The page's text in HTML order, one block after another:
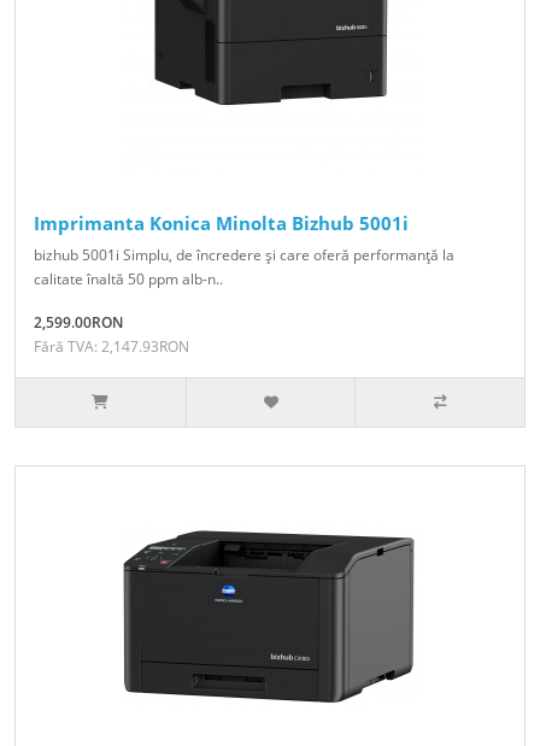
Imprimanta Konica Minolta Bizhub 5001i
bizhub 5001i Simplu, de încredere şi care oferă performanţă la
calitate înaltă 50 ppm alb-n..
2,599.00RON
Fără TVA: 2,147.93RON